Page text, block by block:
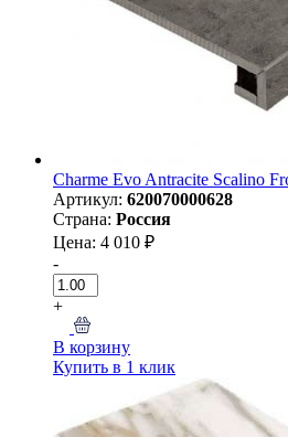
Charme Evo Antracite Scalino
Артикул: 620070000628
Страна: Россия
Цена: 4 010 ₽
-
+
В корзину
Купить в 1 клик